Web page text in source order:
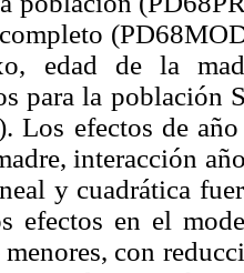
edad de la
para la población
Los efectos de
interacción
y cuadrática
efectos en el
con